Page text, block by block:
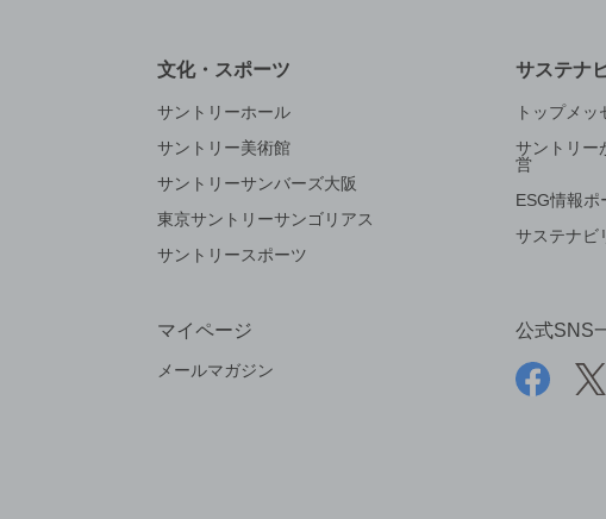
文化・スポーツ
サントリーホール
サントリー美術館
サントリーサンバーズ大阪
東京サントリーサンゴリアス
サントリースポーツ
サステナ
トップメッ
サントリー
営
ESG情報ポ
サステナビ
マイページ
メールマガジン
公式SNS